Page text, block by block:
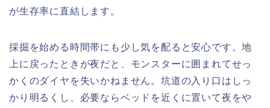
が生存率に直結します。
採掘を始める時間帯にも少し気を配ると安心です。地
上に戻ったときが夜だと、モンスターに囲まれてせっ
かくのダイヤを失いかねません。坑道の入り口はしっ
かり明るくし、必要ならベッドを近くに置いて夜をや